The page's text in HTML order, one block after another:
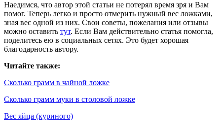
Наедимся, что автор этой статьи не потерял время зря и Вам
помог. Теперь легко и просто отмерить нужный вес ложками,
зная вес одной из них. Свои советы, пожелания или отзывы
можно оставить тут. Если Вам действительно статья помогла,
поделитесь ею в социальных сетях. Это будет хорошая
благодарность автору.
Читайте также:
Сколько грамм в чайной ложке
Сколько грамм муки в столовой ложке
Вес яйца (куриного)